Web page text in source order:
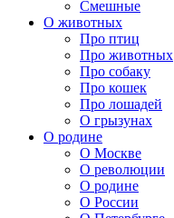
Смешные
О животных
Про птиц
Про животных
Про собаку
Про кошек
Про лошадей
О грызунах
О родине
О Москве
О революции
О родине
О России